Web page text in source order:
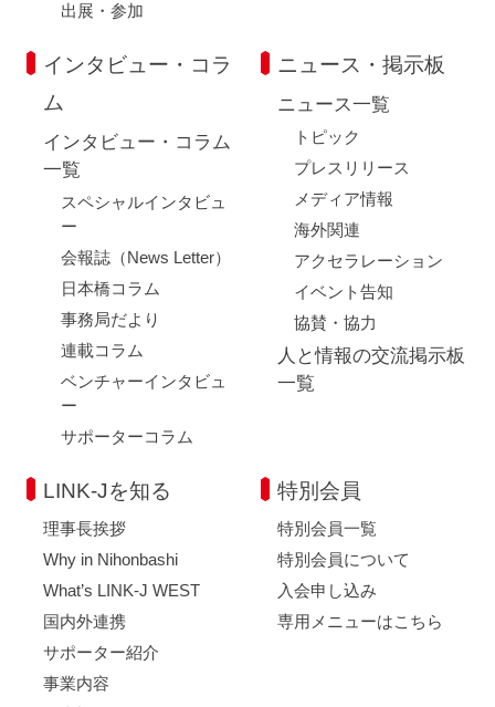
出展・参加
インタビュー・コラ
ム
インタビュー・コラム
一覧
スペシャルインタビュ
ー
会報誌（News Letter）
日本橋コラム
事務局だより
連載コラム
ベンチャーインタビュ
ー
サポーターコラム
ニュース・掲示板
ニュース一覧
トピック
プレスリリース
メディア情報
海外関連
アクセラレーション
イベント告知
協賛・協力
人と情報の交流掲示板
一覧
LINK-Jを知る
理事長挨拶
Why in Nihonbashi
What’s LINK-J WEST
国内外連携
サポーター紹介
事業内容
特別会員
特別会員一覧
特別会員について
入会申し込み
専用メニューはこちら